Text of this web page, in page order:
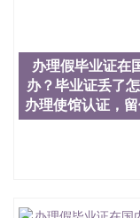
办理假毕业证在
办？毕业证丢了
办理使馆认证，